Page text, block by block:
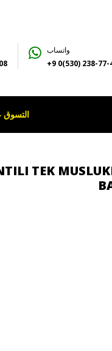
واتساب
+9 0(530) 238-77-
التسوق
TEK